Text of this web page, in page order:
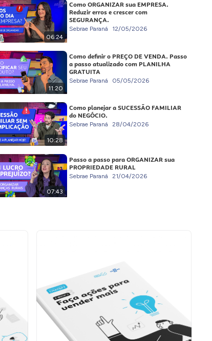
06:24
Como ORGANIZAR sua EMPRESA.
Reduzir erros e crescer com
SEGURANÇA.
Sebrae Paraná 12/05/2026
11:20
Como definir o PREÇO DE VENDA. Passo
a passo atualizado com PLANILHA
GRATUITA
Sebrae Paraná 05/05/2026
10:28
Como planejar a SUCESSÃO FAMILIAR
do NEGÓCIO.
Sebrae Paraná 28/04/2026
07:43
Passo a passo para ORGANIZAR sua
PROPRIEDADE RURAL
Sebrae Paraná 21/04/2026